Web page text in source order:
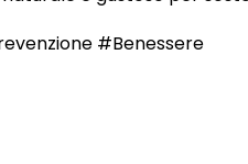
#Benessere